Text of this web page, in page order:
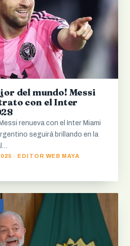
del mundo! Messi
con el Inter
renueva con el Inter Miami
seguirá brillando en la
· EDITOR WEB MAYA